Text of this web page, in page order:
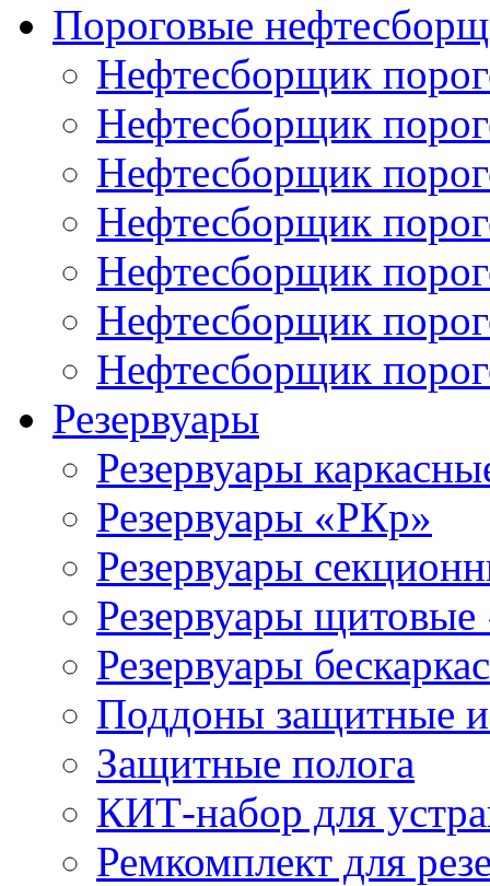
Пороговые
Нефтесборщик
Нефтесборщик
Нефтесборщик
Нефтесборщик
Нефтесборщик
Нефтесборщик
Нефтесборщик
Резервуары
Резервуары
Резервуары «РКр»
Резервуары
Резервуары
Резервуары
Поддоны защитные
Защитные полога
КИТ-набор для
Ремкомплект для